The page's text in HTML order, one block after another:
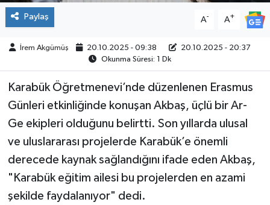
Paylaş A- A+
İrem Akgümüş 20.10.2025 - 09:38
20.10.2025 - 20:37
Okunma Süresi: 1 Dk
Karabük Öğretmenevi’nde düzenlenen Erasmus
Günleri etkinliğinde konuşan Akbaş, üçlü bir Ar-
Ge ekipleri olduğunu belirtti. Son yıllarda ulusal
ve uluslararası projelerde Karabük’e önemli
derecede kaynak sağlandığını ifade eden Akbaş,
"Karabük eğitim ailesi bu projelerden en azami
şekilde faydalanıyor" dedi.
KÜLTÜR
BİLİM&TEKNOLOJİ
BÖLGE
TÜRKİYE